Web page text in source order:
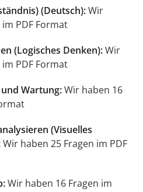
(Deutsch):Wir
PDF Format
(Logisches Denken):Wir
PDF Format
Wartung:Wir haben 16
(Visuelles
Wir haben 25 Fragen im PDF
Wir haben 16 Fragen im